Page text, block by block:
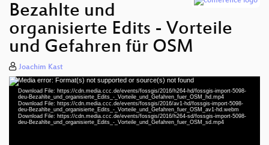
Bezahlte und
organisierte Edits - Vorteile
und Gefahren für OSM
Joachim Kast
Video
Player
Media error: Format(s) not supported or source(s) not found
Download File: https://cdn.media.ccc.de/events/fossgis/2016/h264-hd/fossgis-import-5098-
deu-Bezahlte_und_organisierte_Edits_-_Vorteile_und_Gefahren_fuer_OSM_hd.mp4
Download File: https://cdn.media.ccc.de/events/fossgis/2016/av1-hd/fossgis-import-5098-
deu-Bezahlte_und_organisierte_Edits_-_Vorteile_und_Gefahren_fuer_OSM_av1-hd.webm
Download File: https://cdn.media.ccc.de/events/fossgis/2016/h264-sd/fossgis-import-5098-
deu-Bezahlte_und_organisierte_Edits_-_Vorteile_und_Gefahren_fuer_OSM_sd.mp4